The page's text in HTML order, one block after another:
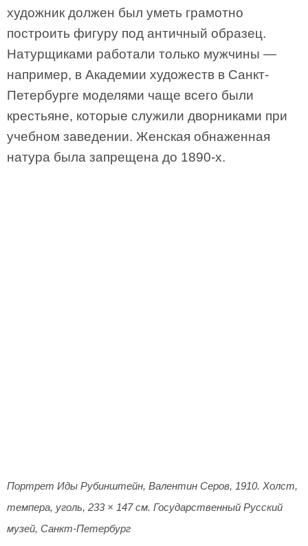
художник должен был уметь грамотно
построить фигуру под античный образец.
Натурщиками работали только мужчины —
например, в Академии художеств в Санкт-
Петербурге моделями чаще всего были
крестьяне, которые служили дворниками при
учебном заведении. Женская обнаженная
натура была запрещена до 1890-х.
Портрет Иды Рубинштейн, Валентин Серов, 1910. Холст,
темпера, уголь, 233 × 147 см. Государственный Русский
музей, Санкт-Петербург